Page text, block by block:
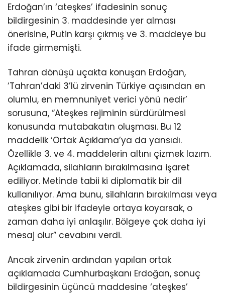
Erdoğan’ın ‘ateşkes’ ifadesinin sonuç
bildirgesinin 3. maddesinde yer alması
önerisine, Putin karşı çıkmış ve 3. maddeye bu
ifade girmemişti.
Tahran dönüşü uçakta konuşan Erdoğan,
‘Tahran’daki 3’lü zirvenin Türkiye açısından en
olumlu, en memnuniyet verici yönü nedir’
sorusuna, “Ateşkes rejiminin sürdürülmesi
konusunda mutabakatın oluşması. Bu 12
maddelik ‘Ortak Açıklama’ya da yansıdı.
Özellikle 3. ve 4. maddelerin altını çizmek lazım.
Açıklamada, silahların bırakılmasına işaret
ediliyor. Metinde tabii ki diplomatik bir dil
kullanılıyor. Ama bunu, silahların bırakılması veya
ateşkes gibi bir ifadeyle ortaya koyarsak, o
zaman daha iyi anlaşılır. Bölgeye çok daha iyi
mesaj olur” cevabını verdi.
Ancak zirvenin ardından yapılan ortak
açıklamada Cumhurbaşkanı Erdoğan, sonuç
bildirgesinin üçüncü maddesine ‘ateşkes’